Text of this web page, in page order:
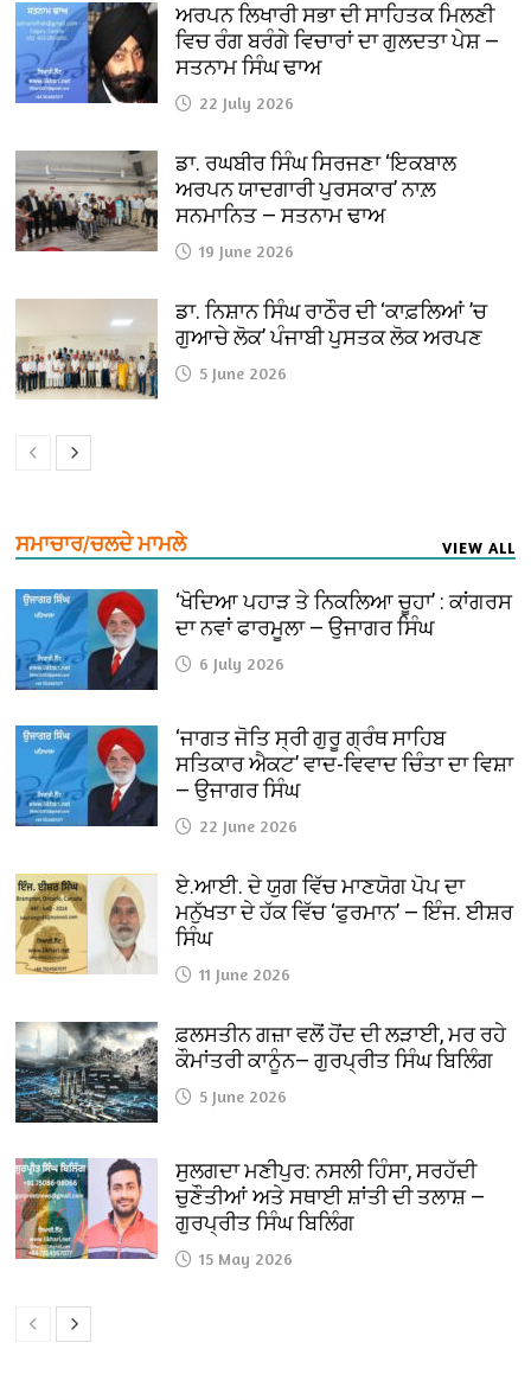
ਅਰਪਨ ਲਿਖਾਰੀ ਸਭਾ ਦੀ ਸਾਹਿਤਕ ਮਿਲਣੀ
ਵਿਚ ਰੰਗ ਬਰੰਗੇ ਵਿਚਾਰਾਂ ਦਾ ਗੁਲਦਤਾ ਪੇਸ਼ —
ਸਤਨਾਮ ਸਿੰਘ ਢਾਅ
22 July 2026
ਡਾ. ਰਘਬੀਰ ਸਿੰਘ ਸਿਰਜਣਾ ‘ਇਕਬਾਲ
ਅਰਪਨ ਯਾਦਗਾਰੀ ਪੁਰਸਕਾਰ’ ਨਾਲ਼
ਸਨਮਾਨਿਤ — ਸਤਨਾਮ ਢਾਅ
19 June 2026
ਡਾ. ਨਿਸ਼ਾਨ ਸਿੰਘ ਰਾਠੌਰ ਦੀ ‘ਕਾਫ਼ਲਿਆਂ ’ਚ
ਗੁਆਚੇ ਲੋਕ’ ਪੰਜਾਬੀ ਪੁਸਤਕ ਲੋਕ ਅਰਪਣ
5 June 2026
ਸਮਾਚਾਰ/ਚਲਦੇ ਮਾਮਲੇ VIEW ALL
‘ਖੋਦਿਆ ਪਹਾੜ ਤੇ ਨਿਕਲਿਆ ਚੂਹਾ’ : ਕਾਂਗਰਸ
ਦਾ ਨਵਾਂ ਫਾਰਮੂਲਾ — ਉਜਾਗਰ ਸਿੰਘ
6 July 2026
‘ਜਾਗਤ ਜੋਤਿ ਸ੍ਰੀ ਗੁਰੂ ਗ੍ਰੰਥ ਸਾਹਿਬ
ਸਤਿਕਾਰ ਐਕਟ’ ਵਾਦ-ਵਿਵਾਦ ਚਿੰਤਾ ਦਾ ਵਿਸ਼ਾ
— ਉਜਾਗਰ ਸਿੰਘ
22 June 2026
ਏ.ਆਈ. ਦੇ ਯੁਗ ਵਿੱਚ ਮਾਣਯੋਗ ਪੋਪ ਦਾ
ਮਨੁੱਖਤਾ ਦੇ ਹੱਕ ਵਿੱਚ ‘ਫੁਰਮਾਨ’ — ਇੰਜ. ਈਸ਼ਰ
ਸਿੰਘ
11 June 2026
ਫ਼ਲਸਤੀਨ ਗਜ਼ਾ ਵਲੋਂ ਹੋਂਦ ਦੀ ਲੜਾਈ, ਮਰ ਰਹੇ
ਕੌਮਾਂਤਰੀ ਕਾਨੂੰਨ— ਗੁਰਪ੍ਰੀਤ ਸਿੰਘ ਬਿਲਿੰਗ
5 June 2026
ਸੁਲਗਦਾ ਮਣੀਪੁਰ: ਨਸਲੀ ਹਿੰਸਾ, ਸਰਹੱਦੀ
ਚੁਣੌਤੀਆਂ ਅਤੇ ਸਥਾਈ ਸ਼ਾਂਤੀ ਦੀ ਤਲਾਸ਼ —
ਗੁਰਪ੍ਰੀਤ ਸਿੰਘ ਬਿਲਿੰਗ
15 May 2026